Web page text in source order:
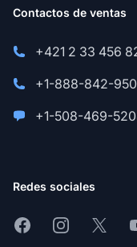
Contactos de ventas
+421 2 33 456
+1-888-842-
+1-508-469-
Redes sociales
FacebookInstagram
X